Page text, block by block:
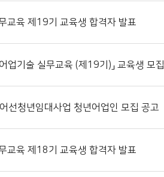
교육 제19기 교육생 합격자 발표
업기술 실무교육 (제19기)」 교육생 모집
선청년임대사업 청년어업인 모집 공고
교육 제18기 교육생 합격자 발표